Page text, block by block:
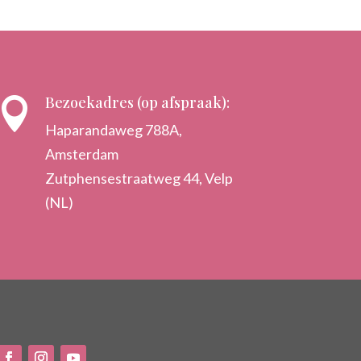
Bezoekadres (op afspraak):
Haparandaweg 788A,
Amsterdam
Zutphensestraatweg 44, Velp
(NL)